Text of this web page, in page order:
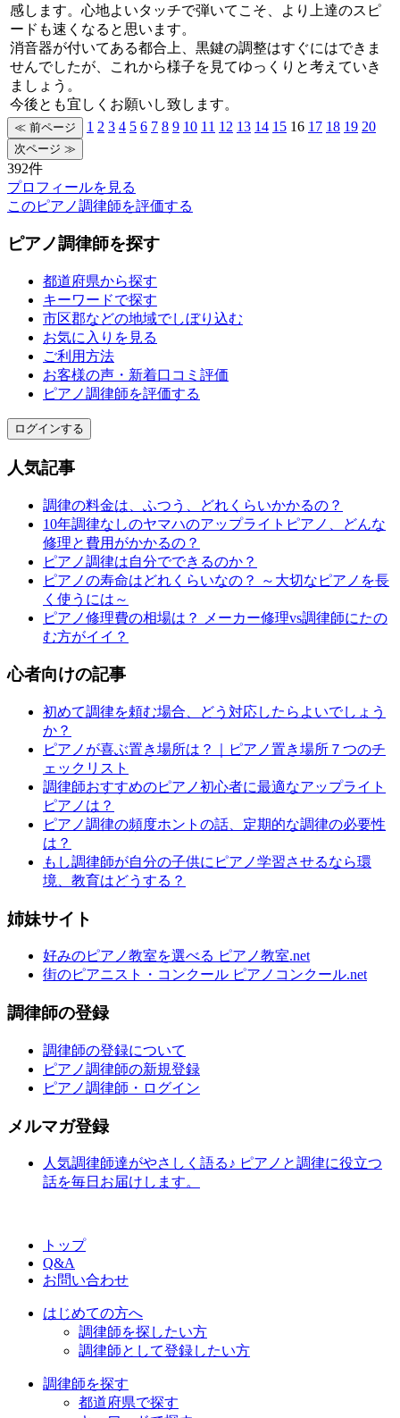
感します。心地よいタッチで弾いてこそ、より上達のスピ
ードも速くなると思います。
消音器が付いてある都合上、黒鍵の調整はすぐにはできま
せんでしたが、これから様子を見てゆっくりと考えていき
ましょう。
今後とも宜しくお願いし致します。
1 2 3 4 5 6 7 8 9 10 11 12 13 14 15 16 17 18 19 20
392件
プロフィールを見る
このピアノ調律師を評価する
ピアノ調律師を探す
都道府県から探す
キーワードで探す
市区郡などの地域でしぼり込む
お気に入りを見る
ご利用方法
お客様の声・新着口コミ評価
ピアノ調律師を評価する
ログインする
人気記事
調律の料金は、ふつう、どれくらいかかるの？
10年調律なしのヤマハのアップライトピアノ、どんな
修理と費用がかかるの？
ピアノ調律は自分でできるのか？
ピアノの寿命はどれくらいなの？ ～大切なピアノを長
く使うには～
ピアノ修理費の相場は？ メーカー修理vs調律師にたの
む方がイイ？
心者向けの記事
初めて調律を頼む場合、どう対応したらよいでしょう
か？
ピアノが喜ぶ置き場所は？｜ピアノ置き場所７つのチ
ェックリスト
調律師おすすめのピアノ初心者に最適なアップライト
ピアノは？
ピアノ調律の頻度ホントの話、定期的な調律の必要性
は？
もし調律師が自分の子供にピアノ学習させるなら環
境、教育はどうする？
姉妹サイト
好みのピアノ教室を選べる ピアノ教室.net
街のピアニスト・コンクール ピアノコンクール.net
調律師の登録
調律師の登録について
ピアノ調律師の新規登録
ピアノ調律師・ログイン
メルマガ登録
人気調律師達がやさしく語る♪ ピアノと調律に役立つ
話を毎日お届けします。
トップ
Q&A
お問い合わせ
はじめての方へ
調律師を探したい方
調律師として登録したい方
調律師を探す
都道府県で探す